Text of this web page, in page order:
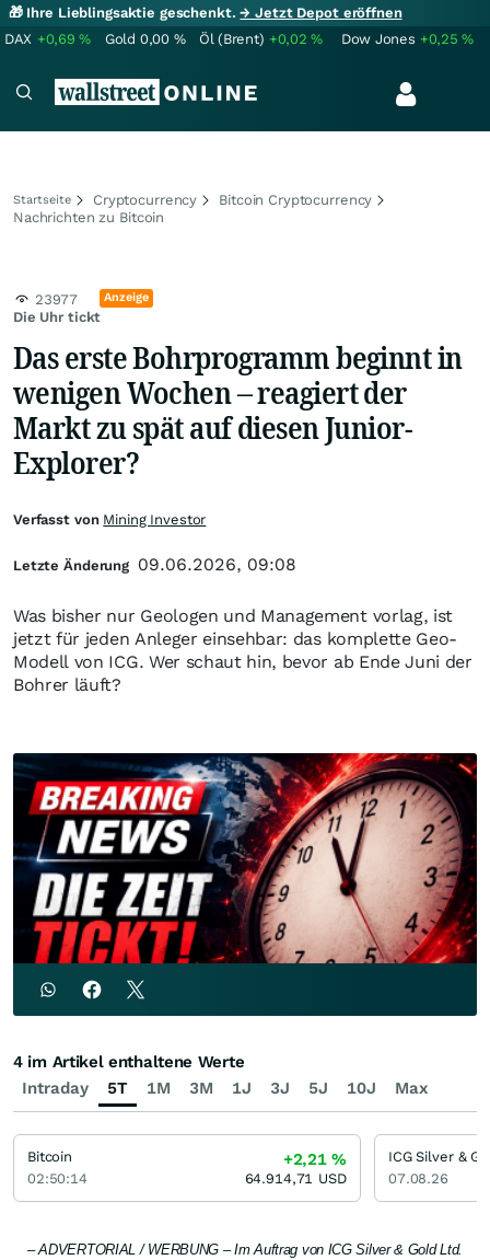
🎁 Ihre Lieblingsaktie geschenkt.→ Jetzt Depot eröffnen
DAX +0,69% Gold 0,00 % Öl (Brent) +0,02% Dow Jones +0,25%
Startseite Cryptocurrency
Bitcoin Cryptocurrency
Nachrichten zu Bitcoin
Die Uhr tickt
23977 Anzeige
Das erste Bohrprogramm beginnt in
wenigen Wochen – reagiert der
Markt zu spät auf diesen Junior-
Explorer?
Was bisher nur Geologen und Management vorlag, ist
jetzt für jeden Anleger einsehbar: das komplette Geo-
Modell von ICG. Wer schaut hin, bevor ab Ende Juni der
Bohrer läuft?
– ADVERTORIAL / WERBUNG – Im Auftrag von ICG Silver & Gold Ltd.
Verfasst von Mining Investor
Letzte Änderung 09.06.2026, 09:08
Intraday 5T 1M 3M 1J 3J 5J 10J Max
4 im Artikel enthaltene Werte
Bitcoin
02:50:14
+2,21%
64.914,71 USD
ICG Silver &
07.08.26